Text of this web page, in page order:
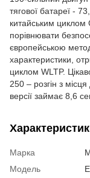
тягової батареї -
китайським циклом
порівнювати
європейською
характеристики,
циклом WLTP.
250 – розгін з
версії займає 8,6
Марка
Модель